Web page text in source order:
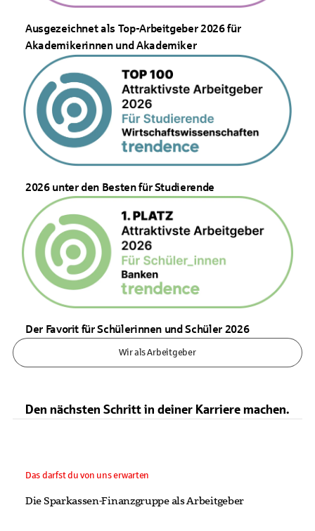
Ausgezeichnet als Top-Arbeitgeber 2026 für
Akademikerinnen und Akademiker
2026 unter den Besten für Studierende
Der Favorit für Schülerinnen und Schüler 2026
Wir als Arbeitgeber
Den nächsten Schritt in deiner Karriere machen.
Das darfst du von uns erwarten
Die Sparkassen-Finanzgruppe als Arbeitgeber